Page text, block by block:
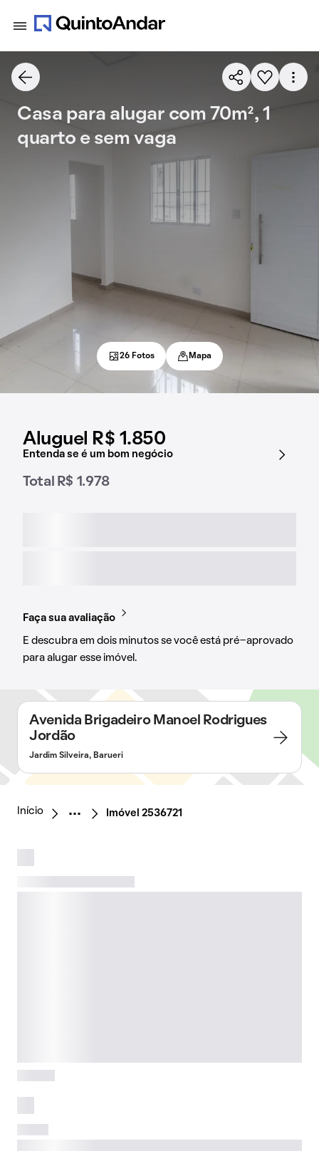
Aluguel R$ 1.850
Entenda se é um bom negócio
Total R$ 1.978
Faça sua avaliação
E descubra em dois minutos se você está pré-aprovado
para alugar esse imóvel.
Casa para alugar com 70m², 1
quarto e sem vaga
26 Fotos Mapa
Avenida Brigadeiro Manoel Rodrigues
Jordão
Jardim Silveira, Barueri
Início Imóvel 2536721